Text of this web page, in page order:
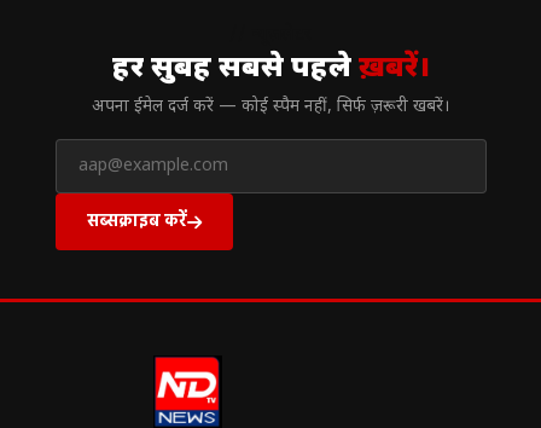
हर सुबह सबसे पहलेख़बरें।
अपना ईमेल दर्ज करें — कोई स्पैम नहीं, सिर्फ ज़रूरी खबरें।
सब्सक्राइब करें